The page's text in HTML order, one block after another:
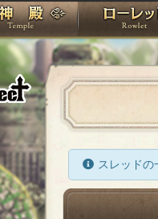
PandoraPartyProject
神殿
スレッドの